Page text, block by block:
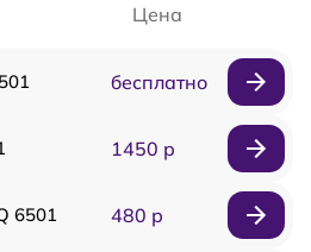
Цена
бесплатно
1450 р
6501 480 р